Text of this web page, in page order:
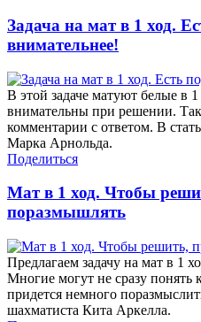
Задача на мат в 1 ход.
внимательнее!
В этой задаче матуют белые в
внимательны при решении.
комментарии с ответом. В
Марка Арнольда.
Поделиться
Мат в 1 ход. Чтобы
поразмышлять
Предлагаем задачу на мат в 1
Многие могут не сразу понять
придется немного
шахматиста Кита Аркелла.